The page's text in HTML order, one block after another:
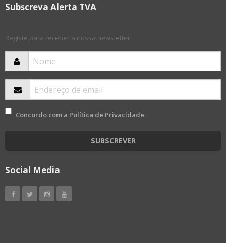
Subscreva Alerta TVA
Registe para receber a nossa newsletter!
Concordo com a Política de Privacidade.
SUBSCREVER
Social Media